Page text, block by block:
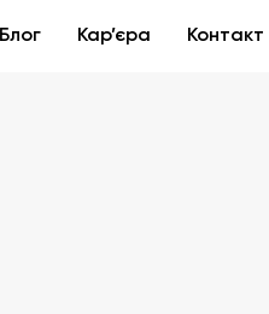
Блог Кар’єра Контакт